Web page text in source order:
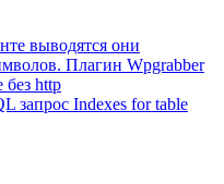
выводятся они
Плагин Wpgrabber
без http
запрос Indexes for table